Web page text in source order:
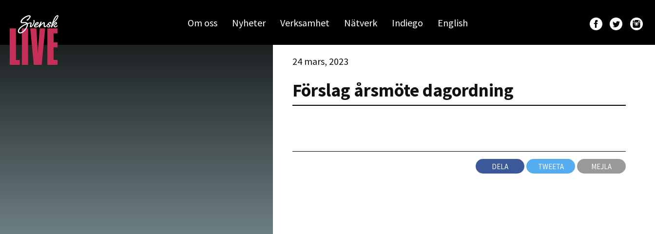
Om oss Nyheter Verksamhet Nätverk Indiego English
24 mars, 2023
Förslag årsmöte dagordning
DELA TWEETA MEJLA